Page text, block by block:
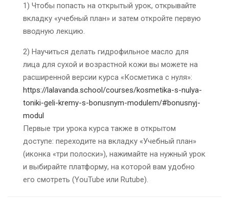
1) Чтобы попасть на открытый урок, открывайте
вкладку «учебный план» и затем откройте первую
вводную лекцию.
2) Научиться делать гидрофильное масло для
лица для сухой и возрастной кожи вы можете на
расширенной версии курса «Косметика с нуля»:
https://lalavanda.school/courses/kosmetika-s-nulya-
toniki-geli-kremy-s-bonusnym-modulem/#bonusnyj-
modul
Первые три урока курса также в открытом
доступе: переходите на вкладку «Учебный план»
(иконка «три полоски»), нажимайте на нужный урок
и выбирайте платформу, на которой вам удобно
его смотреть (YouTube или Rutube).